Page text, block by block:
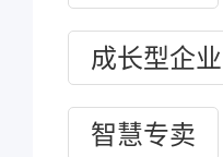
成长型企业
智慧专卖